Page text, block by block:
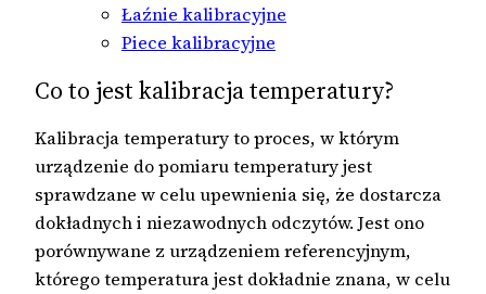
Łaźnie kalibracyjne
Piece kalibracyjne
Co to jest kalibracja temperatury?
Kalibracja temperatury to proces, w którym
urządzenie do pomiaru temperatury jest
sprawdzane w celu upewnienia się, że dostarcza
dokładnych i niezawodnych odczytów. Jest ono
porównywane z urządzeniem referencyjnym,
którego temperatura jest dokładnie znana, w celu